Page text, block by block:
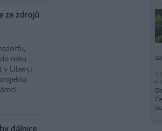
ze zdrojů
do roku
v Liberci
dálnice